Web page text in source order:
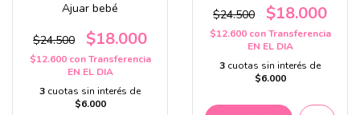
Ajuar bebé
$24.500 $18.000
$12.600 con Transferencia
EN EL DIA
3 cuotas sin interés de
$6.000
$24.500 $18.000
$12.600 con Transferencia
EN EL DIA
3 cuotas sin interés de
$6.000